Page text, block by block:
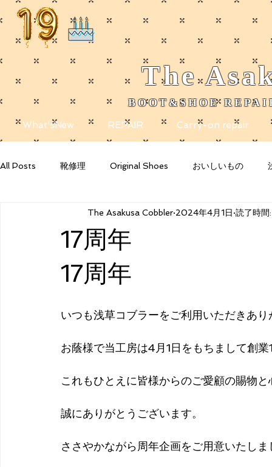
The
​BOOT&SHOE
What'sNew REPAIR Carry-on repair
All Posts 靴修理 Original Shoes おいしいもの
Your Community Blogging Tips
17周年
The Asakusa Cobbler 2024年4月1日 読了時間
17周年
いつも浅草コブラーをご利用いただきあ
お蔭様で当工房は4月1日をもちまして創
これもひとえに皆様からのご愛顧の賜物
​誠にありがとうございます。
ささやかながら周年企画をご用意いたしま